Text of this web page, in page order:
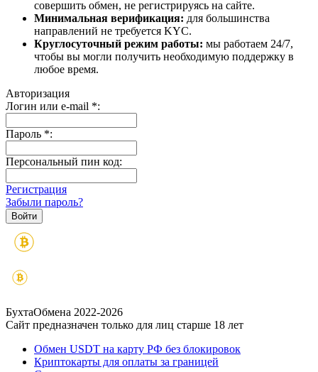
совершить обмен, не регистрируясь на сайте.
Минимальная верификация: для большинства
направлений не требуется KYC.
Круглосуточный режим работы: мы работаем 24/7,
чтобы вы могли получить необходимую поддержку в
любое время.
Авторизация
Логин или e-mail *:
Пароль *:
Персональный пин код:
Регистрация
Забыли пароль?
БухтаОбмена 2022-2026
Сайт предназначен только для лиц старше 18 лет
Обмен USDT на карту РФ без блокировок
Криптокарты для оплаты за границей